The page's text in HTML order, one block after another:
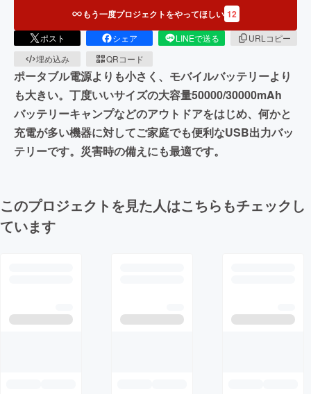
もう一度プロジェクトをやってほしい 12
ポスト シェア LINEで送る
URLコピー
埋め込み
QRコード
ポータブル電源よりも小さく、モバイルバッテリーより
も大きい。丁度いいサイズの大容量50000/30000mAh
バッテリーキャンプなどのアウトドアをはじめ、何かと
充電が多い機器に対してご家庭でも便利なUSB出力バッ
テリーです。災害時の備えにも最適です。
このプロジェクトを見た人はこちらもチェックし
ています